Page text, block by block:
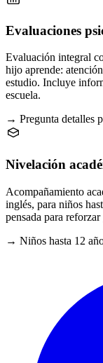
Evaluaciones
Evaluación integral
hijo aprende:
estudio. Incluye
escuela.
→ Pregunta detalles
Nivelación
Acompañamiento
inglés, para niños
pensada para
→ Niños hasta 12